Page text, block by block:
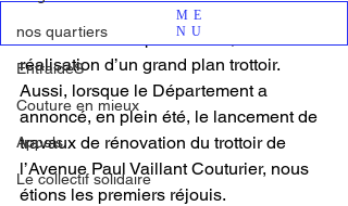
ME
NU
nos quartiers
EntraideS
Couture en mieux
Appels
Le collectif solidaire
nombreux projets pour la ville lors des
élections municipales 2020, la
réalisation d’un grand plan trottoir.
Aussi, lorsque le Département a
annoncé, en plein été, le lancement de
travaux de rénovation du trottoir de
l’Avenue Paul Vaillant Couturier, nous
étions les premiers réjouis.